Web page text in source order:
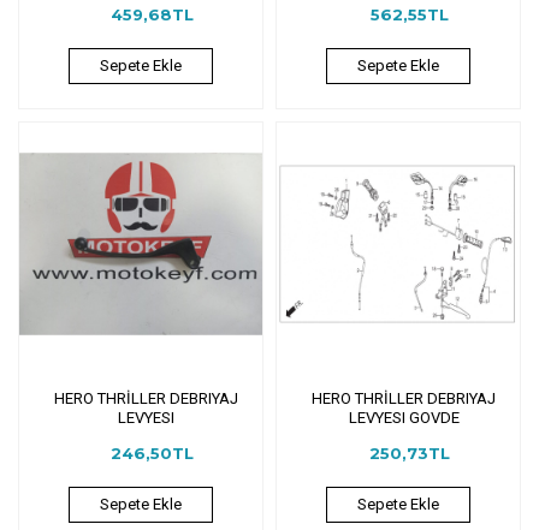
459,68TL
Sepete Ekle
562,55TL
Sepete Ekle
HERO THRİLLER DEBRIYAJ
LEVYESI
246,50TL
Sepete Ekle
HERO THRİLLER DEBRIYAJ
LEVYESI GOVDE
250,73TL
Sepete Ekle